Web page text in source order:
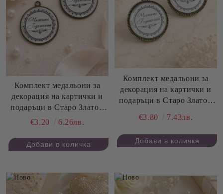
Комплект медальони за
декорация на картички и
подаръци в Старо Злато -
Честита Годишнина - 3,50
€3.20 6.26лв.
Комплект медальони за
декорация на картички и
подаръци в Старо Злато -
см - 2 бр.
€3.80 7.43лв.